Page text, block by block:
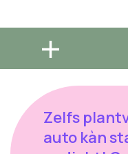
Zelfs
auto kàn